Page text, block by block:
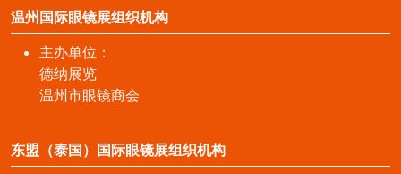
温州国际眼镜展组织机构
主办单位：
德纳展览
温州市眼镜商会
东盟（泰国）国际眼镜展组织机构